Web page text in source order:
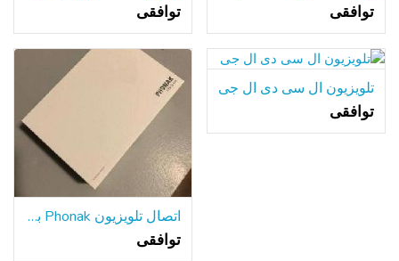
توافقی توافقی
تلویزیون ال سی دی ال جی
توافقی
اتصال تلویزیون Phonak برای سمعک
توافقی